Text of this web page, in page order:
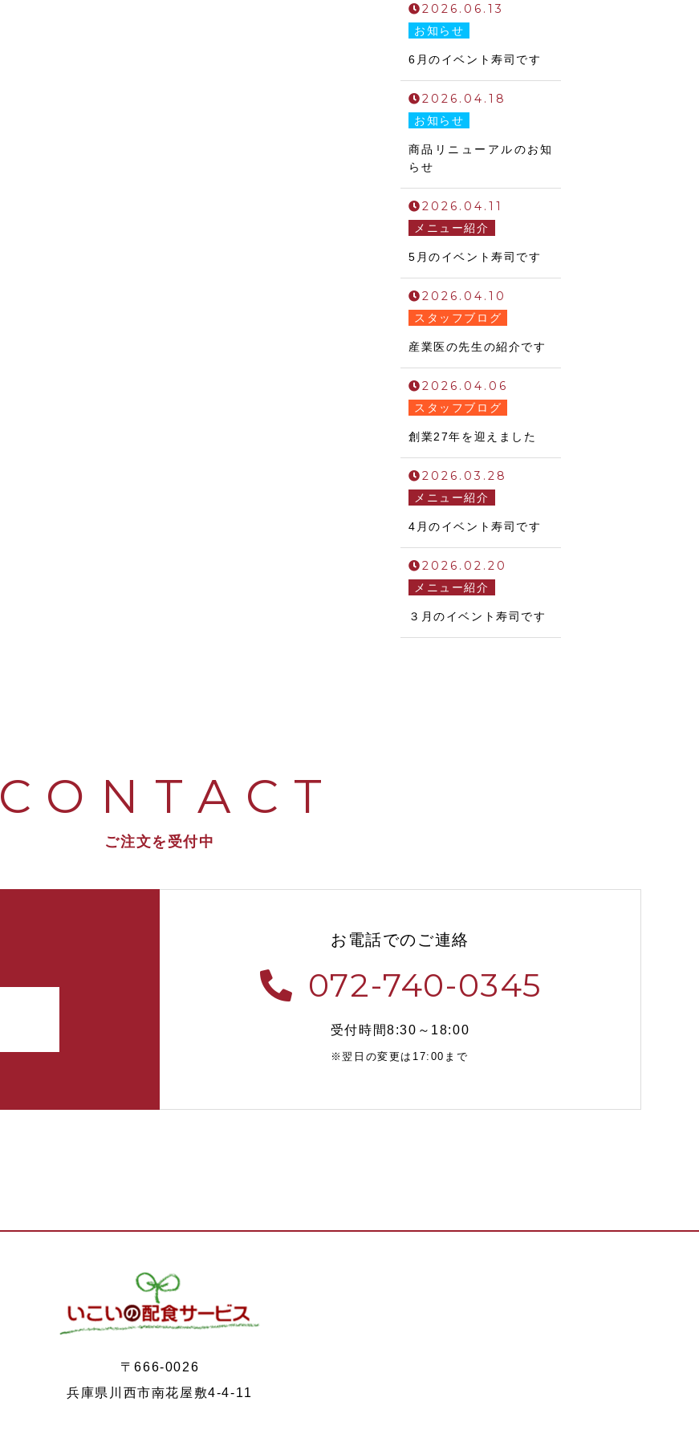
2026.06.13
お知らせ
6月のイベント寿司です
2026.04.18
お知らせ
商品リニューアルのお知
らせ
2026.04.11
メニュー紹介
5月のイベント寿司です
2026.04.10
スタッフブログ
産業医の先生の紹介です
2026.04.06
スタッフブログ
創業27年を迎えました
2026.03.28
メニュー紹介
4月のイベント寿司です
2026.02.20
メニュー紹介
３月のイベント寿司です
CONTACT
ご注文を受付中
お電話でのご連絡
072-740-0345
受付時間8:30～18:00
※翌日の変更は17:00まで
〒666-0026
兵庫県川西市南花屋敷4-4-11